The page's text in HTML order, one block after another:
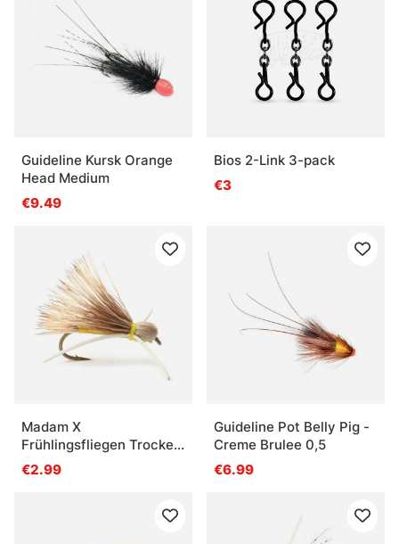
Guideline Kursk Orange
Head Medium
€9.49
Bios 2-Link 3-pack
€3
Madam X
Frühlingsfliegen Trocken
- 10
€2.99
Guideline Pot Belly Pig -
Creme Brulee 0,5
€6.99